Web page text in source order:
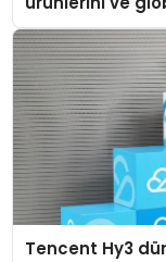
Tencent Hy3